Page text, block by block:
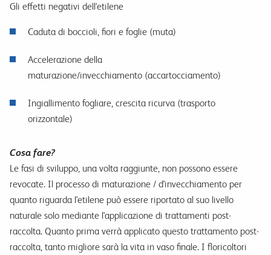
Gli effetti negativi dell'etilene
Caduta di boccioli, fiori e foglie (muta)
Accelerazione della
maturazione/invecchiamento (accartocciamento)
Ingiallimento fogliare, crescita ricurva (trasporto
orizzontale)
Cosa fare?
Le fasi di sviluppo, una volta raggiunte, non possono essere
revocate. Il processo di maturazione / d'invecchiamento per
quanto riguarda l'etilene può essere riportato al suo livello
naturale solo mediante l'applicazione di trattamenti post-
raccolta. Quanto prima verrà applicato questo trattamento post-
raccolta, tanto migliore sarà la vita in vaso finale. I floricoltori